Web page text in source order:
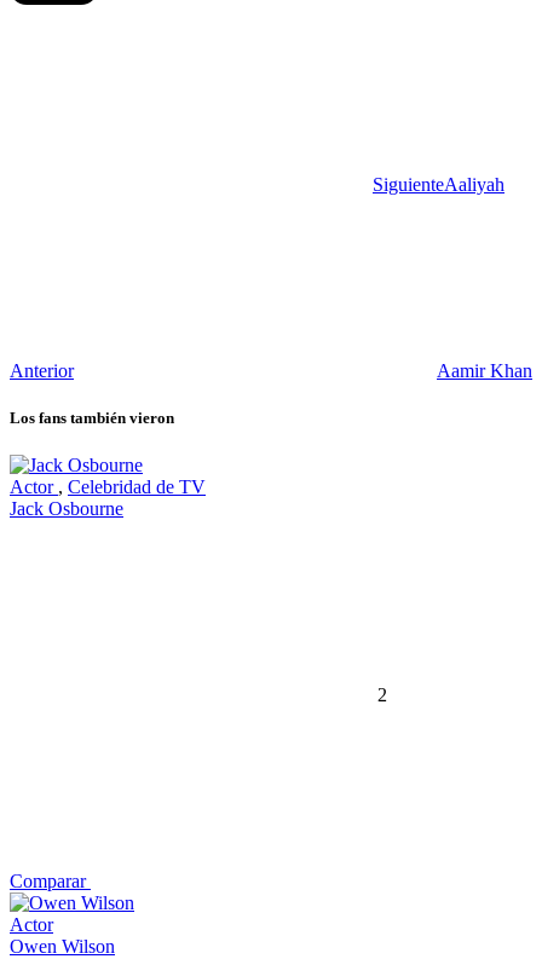
SiguienteAaliyah
Anterior Aamir Khan
Los fans también vieron
Actor , Celebridad de TV
Jack Osbourne
2
Comparar
Actor
Owen Wilson